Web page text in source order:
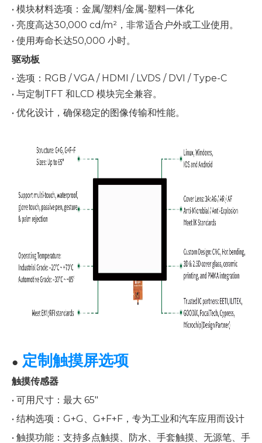
• 模块材料选项：金属/塑料/金属-塑料一体化
• 亮度高达30,000 cd/m²，非常适合户外或工业使用。
• 使用寿命长达50,000 小时。
驱动板
• 选项：RGB / VGA / HDMI / LVDS / DVI / Type-C
• 与定制TFT 和LCD 模块完全兼容。
• 优化设计，确保稳定的图像传输和性能。
● 定制触摸屏选项
触摸传感器
• 可用尺寸：最大 65"
• 结构选项：G+G、G+F+F，专为工业和汽车应用而设计
• 触摸功能：支持多点触摸、防水、手套触摸、无源笔、手